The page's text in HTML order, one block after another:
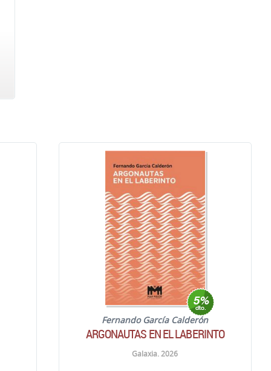
Fernando García Calderón
ARGONAUTAS EN EL LABERINTO
Galaxia. 2026